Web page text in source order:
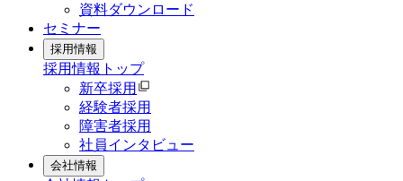
資料ダウンロード
セミナー
採用情報
採用情報 トップ
新卒採用
経験者採用
障害者採用
社員インタビュー
会社情報